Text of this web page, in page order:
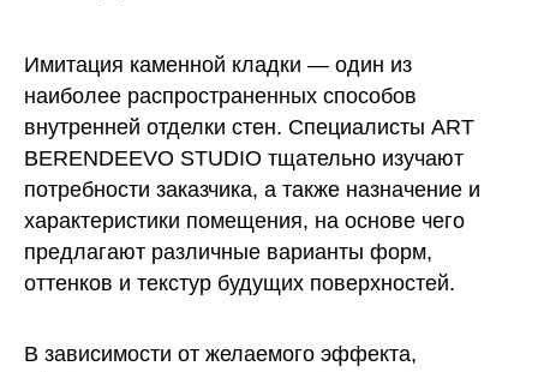
Имитация каменной кладки ― один из
наиболее распространенных способов
внутренней отделки стен. Специалисты ART
BERENDEEVO STUDIO тщательно изучают
потребности заказчика, а также назначение и
характеристики помещения, на основе чего
предлагают различные варианты форм,
оттенков и текстур будущих поверхностей.
В зависимости от желаемого эффекта,